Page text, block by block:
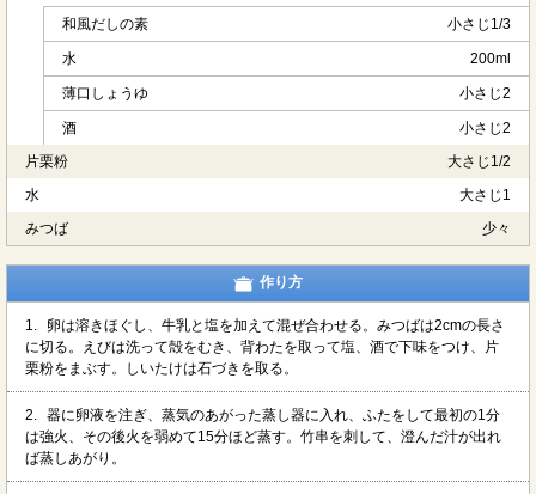
和風だしの素 小さじ1/3
水 200ml
薄口しょうゆ 小さじ2
酒
小さじ2
片栗粉
大さじ1/2
水
大さじ1
みつば
少々
作り方
1.
卵は溶きほぐし、牛乳と塩を加えて混ぜ合わせる。みつばは2cmの長さ
に切る。えびは洗って殻をむき、背わたを取って塩、酒で下味をつけ、片
栗粉をまぶす。しいたけは石づきを取る。
2.
器に卵液を注ぎ、蒸気のあがった蒸し器に入れ、ふたをして最初の1分
は強火、その後火を弱めて15分ほど蒸す。竹串を刺して、澄んだ汁が出れ
ば蒸しあがり。